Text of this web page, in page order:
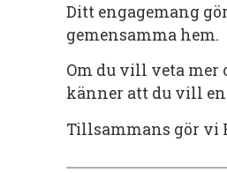
Ditt engagemang
gemensamma hem.
Om du vill veta mer
känner att du vill
Tillsammans gör vi